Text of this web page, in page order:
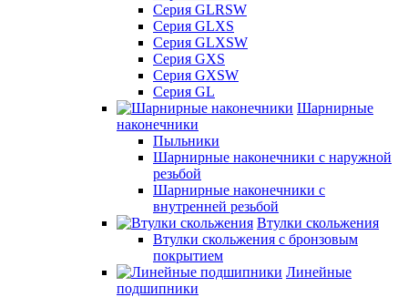
Серия GLRSW
Серия GLXS
Серия GLXSW
Серия GXS
Серия GXSW
Серия GL
Шарнирные
наконечники
Пыльники
Шарнирные наконечники с наружной
резьбой
Шарнирные наконечники с
внутренней резьбой
Втулки скольжения
Втулки скольжения с бронзовым
покрытием
Линейные
подшипники